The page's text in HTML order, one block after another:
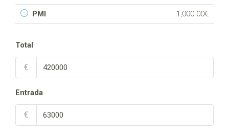
PMI 1,000.00€
Total
€
Entrada
€